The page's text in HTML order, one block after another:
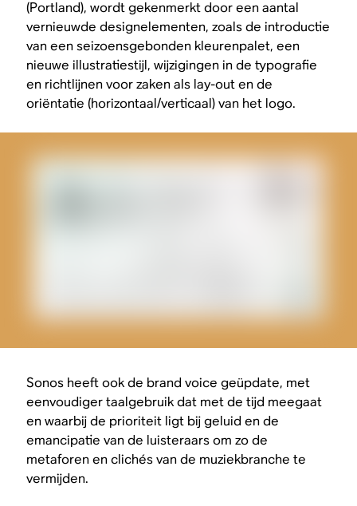
(Portland), wordt gekenmerkt door een aantal
vernieuwde designelementen, zoals de introductie
van een seizoensgebonden kleurenpalet, een
nieuwe illustratiestijl, wijzigingen in de typografie
en richtlijnen voor zaken als lay-out en de
oriëntatie (horizontaal/verticaal) van het logo.
Sonos heeft ook de brand voice geüpdate, met
eenvoudiger taalgebruik dat met de tijd meegaat
en waarbij de prioriteit ligt bij geluid en de
emancipatie van de luisteraars om zo de
metaforen en clichés van de muziekbranche te
vermijden.